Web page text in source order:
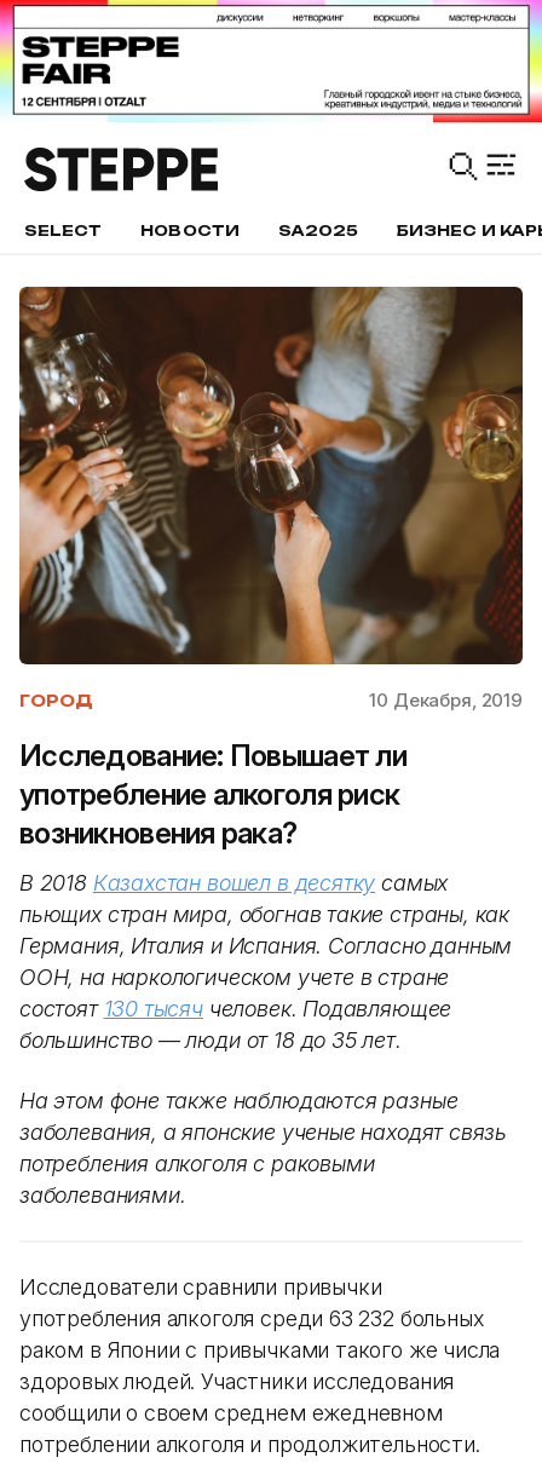
SELECT НОВОСТИ SA2025 БИЗНЕС И
ГОРОД 10 Декабря, 2019
Исследование: Повышает ли
употребление алкоголя риск
возникновения рака?
В 2018 Казахстан вошел в десятку самых
пьющих стран мира, обогнав такие страны, как
Германия, Италия и Испания. Согласно данным
ООН, на наркологическом учете в стране
состоят 130 тысяччеловек. Подавляющее
большинство —люди от 18 до 35 лет.
На этом фоне также наблюдаются разные
заболевания, а японские ученые находят связь
потребления алкоголя с раковыми
заболеваниями.
Исследователи сравнили привычки
употребления алкоголя среди 63 232 больных
раком в Японии с привычками такого же числа
здоровых людей. Участники исследования
сообщили о своем среднем ежедневном
потреблении алкоголя и продолжительности.